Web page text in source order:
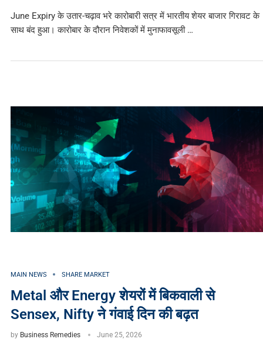
June Expiry के उतार-चढ़ाव भरे कारोबारी सत्र में भारतीय शेयर बाजार गिरावट के
साथ बंद हुआ। कारोबार के दौरान निवेशकों में मुनाफावसूली …
MAIN NEWS SHARE MARKET
Metal और Energy शेयरों में बिकवाली से
Sensex, Nifty ने गंवाई दिन की बढ़त
by Business Remedies June 25, 2026